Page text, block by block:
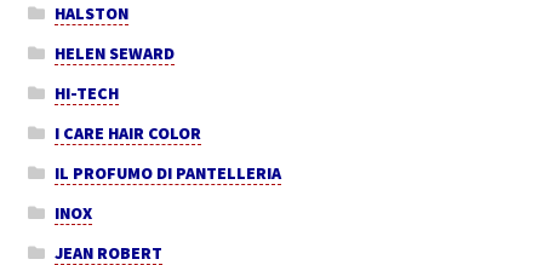
HALSTON
HELEN SEWARD
HI-TECH
I CARE HAIR COLOR
IL PROFUMO DI PANTELLERIA
INOX
JEAN ROBERT